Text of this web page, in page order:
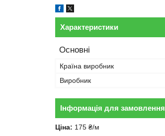
Характеристики
Основні
Країна виробник
Виробник
Інформація для замовлення
Ціна: 175 ₴/м